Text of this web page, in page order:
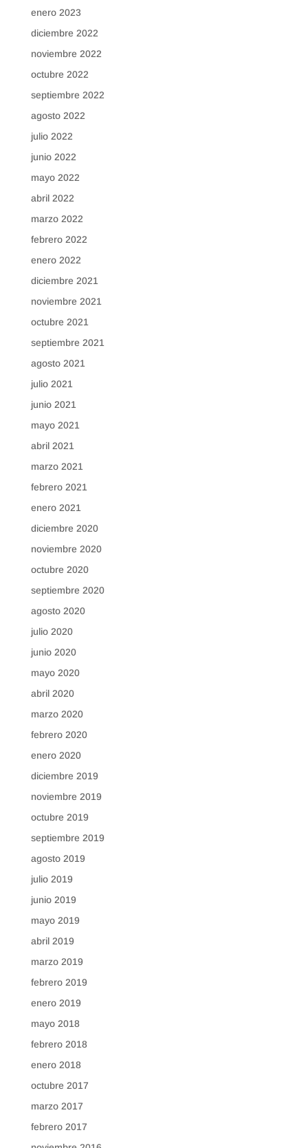
enero 2023
diciembre 2022
noviembre 2022
octubre 2022
septiembre 2022
agosto 2022
julio 2022
junio 2022
mayo 2022
abril 2022
marzo 2022
febrero 2022
enero 2022
diciembre 2021
noviembre 2021
octubre 2021
septiembre 2021
agosto 2021
julio 2021
junio 2021
mayo 2021
abril 2021
marzo 2021
febrero 2021
enero 2021
diciembre 2020
noviembre 2020
octubre 2020
septiembre 2020
agosto 2020
julio 2020
junio 2020
mayo 2020
abril 2020
marzo 2020
febrero 2020
enero 2020
diciembre 2019
noviembre 2019
octubre 2019
septiembre 2019
agosto 2019
julio 2019
junio 2019
mayo 2019
abril 2019
marzo 2019
febrero 2019
enero 2019
mayo 2018
febrero 2018
enero 2018
octubre 2017
marzo 2017
febrero 2017